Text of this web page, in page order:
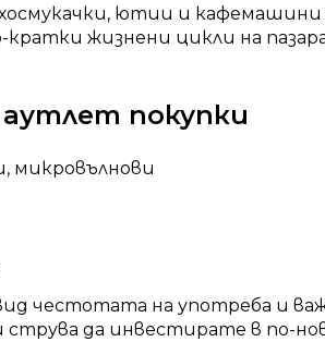
ютии и
жизнени цикли на
покупки
микровълнови
честотата на употреба и
да инвестирате в по-